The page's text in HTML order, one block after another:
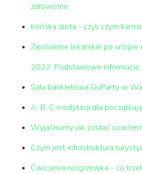
zdrowotne
Końska dieta - czyli czym
Zwolnienie lekarskie po urlopie
2022. Podstawowe informacje
Sala bankietowa GoParty w
A, B, C medytacji dla
Wyjaśniamy jak zostać
Czym jest infrastruktura
Ćwiczenia rozgrzewka - co